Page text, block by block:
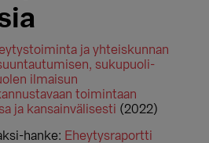
ja yhteiskunnan
sukupuoli-
ilmaisun
toimintaan
ja kansainvälisesti (2022)
hanke: Eheytysraportti